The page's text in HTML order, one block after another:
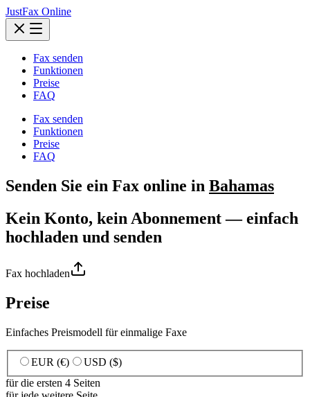
JustFax Online
Fax senden
Funktionen
Preise
FAQ
Fax senden
Funktionen
Preise
FAQ
Senden Sie ein Fax online in Bahamas
Kein Konto, kein Abonnement — einfach
hochladen und senden
Fax hochladen
Preise
Einfaches Preismodell für einmalige Faxe
EUR (€)
USD ($)
für die ersten 4 Seiten